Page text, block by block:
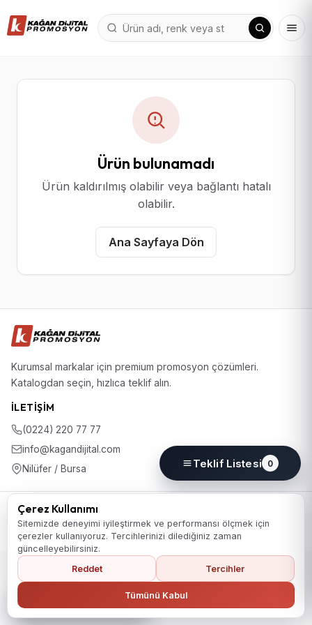
Ürün bulunamadı
Ürün kaldırılmış olabilir veya bağlantı hatalı
olabilir.
Ana Sayfaya Dön
Kurumsal markalar için premium promosyon çözümleri.
Katalogdan seçin, hızlıca teklif alın.
İLETIŞIM
(0224) 220 77 77
info@kagandijital.com
Nilüfer / Bursa
© 2026 KD Promosyon. Tüm hakları saklıdır.
KoleksiyonHakkımızdaİletişimKVKK Aydınlatma Metni
Gizlilik PolitikasıÇerez PolitikasıÇerez Tercihleri
Ana Sayfaya Dön
Teklif Listesi 0
Çerez Kullanımı
Sitemizde deneyimi iyileştirmek ve performansı ölçmek için
çerezler kullanıyoruz. Tercihlerinizi dilediğiniz zaman
güncelleyebilirsiniz.
Reddet
Tercihler
Tümünü Kabul